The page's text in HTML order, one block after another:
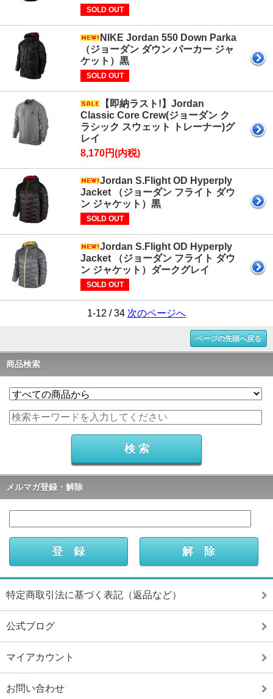
SOLD OUT
NIKE Jordan 550 Down Parka
（ジョーダン ダウン パーカー ジャ
ケット）黒
SOLD OUT
【即納ラスト!】Jordan
Classic Core Crew(ジョーダン ク
ラシック スウェット トレーナー)グ
レイ
8,170円(内税)
Jordan S.Flight OD Hyperply
Jacket （ジョーダン フライト ダウ
ン ジャケット）黒
SOLD OUT
Jordan S.Flight OD Hyperply
Jacket （ジョーダン フライト ダウ
ン ジャケット）ダークグレイ
SOLD OUT
1-12 / 34 次のページへ
ページの先頭へ戻る
商品検索
メルマガ登録・解除
特定商取引法に基づく表記（返品など）
公式ブログ
マイアカウント
お問い合わせ